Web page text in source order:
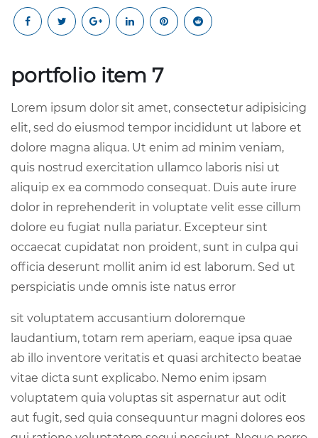
portfolio item 7
Lorem ipsum dolor sit amet, consectetur adipisicing
elit, sed do eiusmod tempor incididunt ut labore et
dolore magna aliqua. Ut enim ad minim veniam,
quis nostrud exercitation ullamco laboris nisi ut
aliquip ex ea commodo consequat. Duis aute irure
dolor in reprehenderit in voluptate velit esse cillum
dolore eu fugiat nulla pariatur. Excepteur sint
occaecat cupidatat non proident, sunt in culpa qui
officia deserunt mollit anim id est laborum. Sed ut
perspiciatis unde omnis iste natus error
sit voluptatem accusantium doloremque
laudantium, totam rem aperiam, eaque ipsa quae
ab illo inventore veritatis et quasi architecto beatae
vitae dicta sunt explicabo. Nemo enim ipsam
voluptatem quia voluptas sit aspernatur aut odit
aut fugit, sed quia consequuntur magni dolores eos